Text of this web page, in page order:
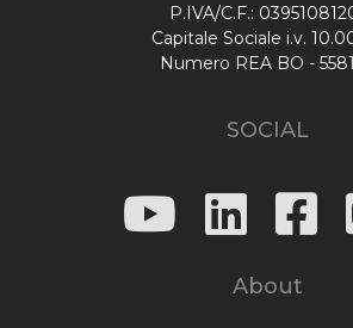
P.IVA/C.F.:
Capitale Sociale i.v.
Numero REA BO -
SOCIAL
About